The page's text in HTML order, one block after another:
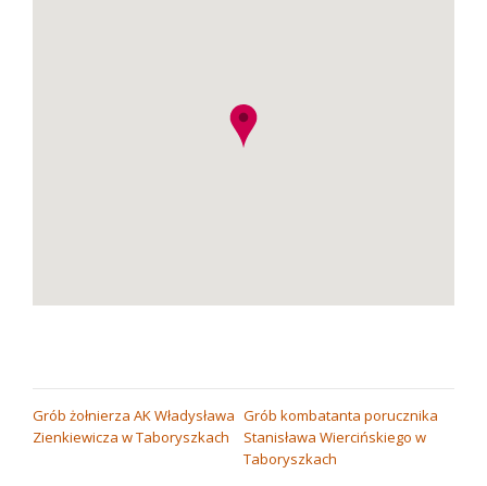
NAWIGACJA
WPISU
Grób żołnierza AK Władysława
Zienkiewicza w Taboryszkach
Grób kombatanta porucznika
Stanisława Wiercińskiego w
Taboryszkach